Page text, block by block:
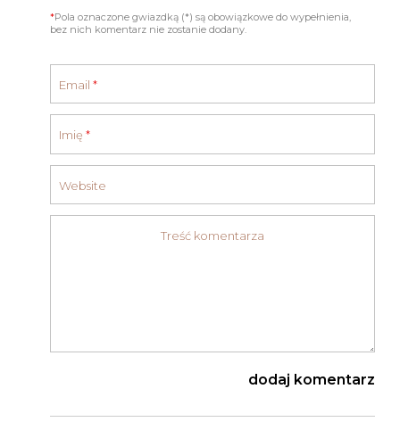
*Pola oznaczone gwiazdką (*) są obowiązkowe do wypełnienia,
bez nich komentarz nie zostanie dodany.
Email *
Imię *
Website
Treść komentarza